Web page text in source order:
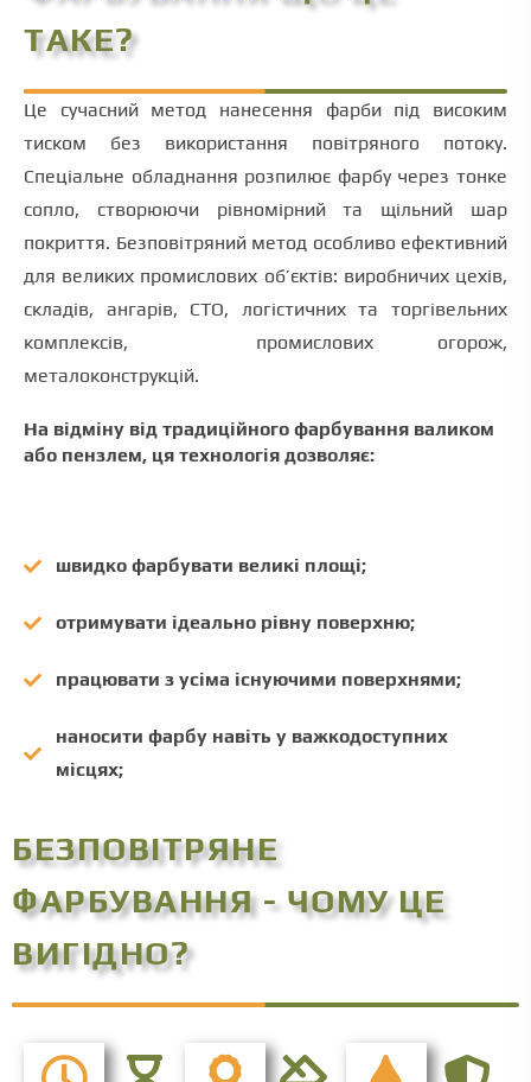
ТАКЕ?
Це сучасний метод нанесення фарби під високим
тиском без використання повітряного потоку.
Спеціальне обладнання розпилює фарбу через тонке
сопло, створюючи рівномірний та щільний шар
покриття. Безповітряний метод особливо ефективний
для великих промислових об’єктів: виробничих цехів,
складів, ангарів, СТО, логістичних та торгівельних
комплексів, промислових огорож,
металоконструкцій.
На відміну від традиційного фарбування валиком
або пензлем, ця технологія дозволяє:
швидко фарбувати великі площі;
отримувати ідеально рівну поверхню;
працювати з усіма існуючими поверхнями;
наносити фарбу навіть у важкодоступних
місцях;
БЕЗПОВІТРЯНЕ
ФАРБУВАННЯ - ЧОМУ ЦЕ
ВИГІДНО?